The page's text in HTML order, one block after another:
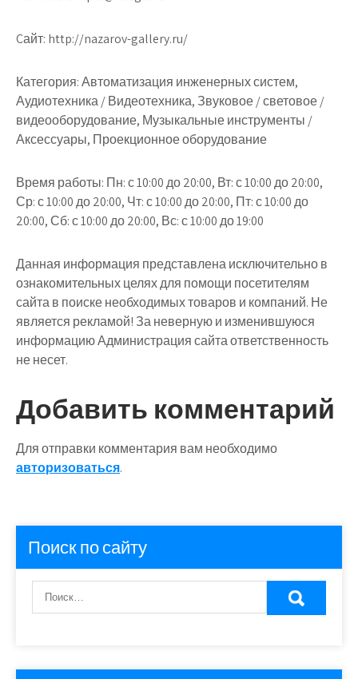
Cайт: http://nazarov-gallery.ru/
Категория: Автоматизация инженерных систем,
Аудиотехника / Видеотехника, Звуковое / световое /
видеооборудование, Музыкальные инструменты /
Аксессуары, Проекционное оборудование
Время работы: Пн: с 10:00 до 20:00, Вт: с 10:00 до 20:00,
Ср: с 10:00 до 20:00, Чт: с 10:00 до 20:00, Пт: с 10:00 до
20:00, Сб: с 10:00 до 20:00, Вс: с 10:00 до 19:00
Данная информация представлена исключительно в
ознакомительных целях для помощи посетителям
сайта в поиске необходимых товаров и компаний. Не
является рекламой! За неверную и изменившуюся
информацию Администрация сайта ответственность
не несет.
Добавить комментарий
Для отправки комментария вам необходимо
авторизоваться.
Поиск по сайту